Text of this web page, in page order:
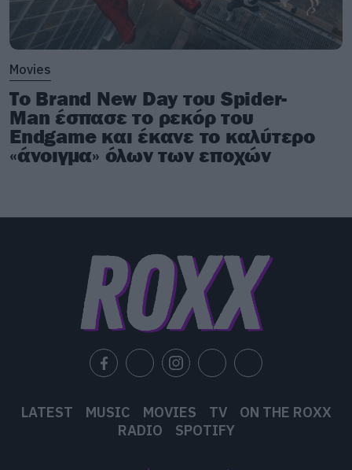
Movies
Το Brand New Day του Spider-
Man έσπασε το ρεκόρ του
Endgame και έκανε το καλύτερο
«άνοιγμα» όλων των εποχών
LATEST MUSIC MOVIES TV
ON THE ROXX
RADIO
SPOTIFY